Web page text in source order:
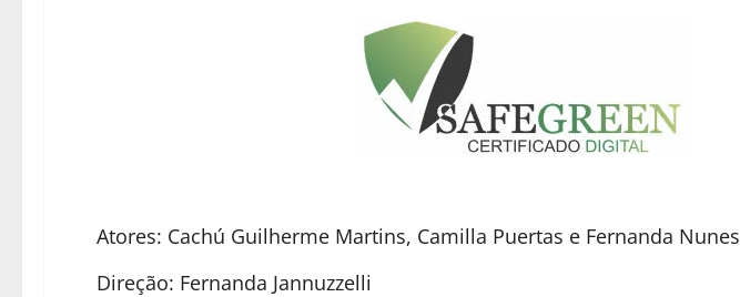
Atores: Cachú Guilherme Martins, Camilla Puertas e Fernanda Nunes
Direção: Fernanda Jannuzzelli